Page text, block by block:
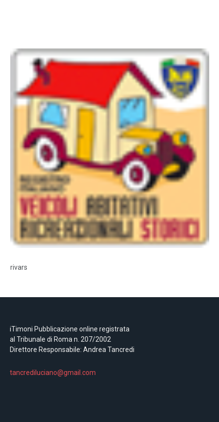
rivars
iTimoni Pubblicazione online registrata
al Tribunale di Roma n. 207/2002
Direttore Responsabile: Andrea Tancredi
tancrediluciano@gmail.com